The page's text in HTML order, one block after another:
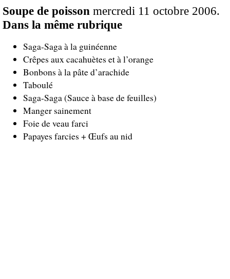
Soupe de poisson mercredi 11 octobre 2006.
Dans la même rubrique
Saga-Saga à la guinéenne
Crêpes aux cacahuètes et à l’orange
Bonbons à la pâte d’arachide
Taboulé
Saga-Saga (Sauce à base de feuilles)
Manger sainement
Foie de veau farci
Papayes farcies + Œufs au nid